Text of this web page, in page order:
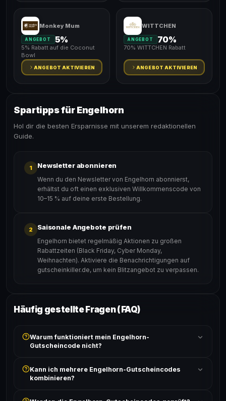
Monkey Mum
ANGEBOT 5%
5% Rabatt auf die Coconut
Bowl
ANGEBOT AKTIVIEREN
WITTCHEN
ANGEBOT 70%
70% WITTCHEN Rabatt
ANGEBOT AKTIVIEREN
Spartipps für Engelhorn
Hol dir die besten Ersparnisse mit unserem redaktionellen
Guide.
1 Newsletter abonnieren
Wenn du den Newsletter von Engelhorn abonnierst,
erhältst du oft einen exklusiven Willkommenscode von
10–15 % auf deine erste Bestellung.
2 Saisonale Angebote prüfen
Engelhorn bietet regelmäßig Aktionen zu großen
Rabattzeiten (Black Friday, Cyber Monday,
Weihnachten). Aktiviere die Benachrichtigungen auf
gutscheinkiller.de, um kein Blitzangebot zu verpassen.
Häufig gestellte Fragen (FAQ)
Warum funktioniert mein Engelhorn-
Gutscheincode nicht?
ist und ob der Code nicht für bereits reduzierte Artikel
gilt. Alle Bedingungen findest du unter „Details".
Kann ich mehrere Engelhorn-Gutscheincodes
kombinieren?